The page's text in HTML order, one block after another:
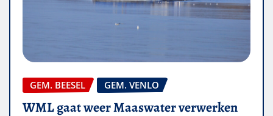
GEM. BEESEL GEM. VENLO
WML gaat weer Maaswater verwerken